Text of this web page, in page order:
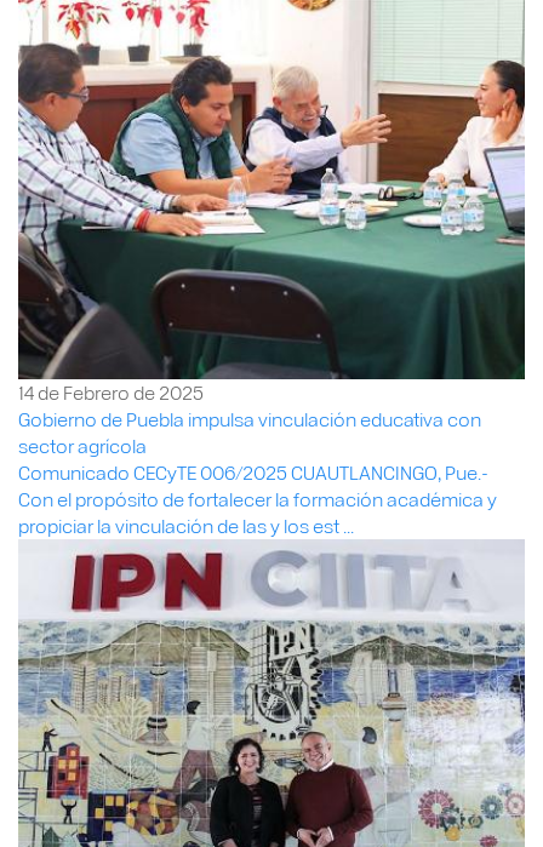
14 de Febrero de 2025
Gobierno de Puebla impulsa vinculación educativa con
sector agrícola
Comunicado CECyTE 006/2025 CUAUTLANCINGO, Pue.-
Con el propósito de fortalecer la formación académica y
propiciar la vinculación de las y los est ...